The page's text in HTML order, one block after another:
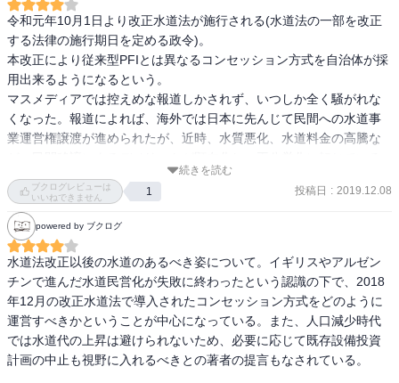
令和元年10月1日より改正水道法が施行される(水道法の一部を改正
する法律の施行期日を定める政令)。
本改正により従来型PFIとは異なるコンセッション方式を自治体が採
用出来るようになるという。
マスメディアでは控えめな報道しかされず、いつしか全く騒がれな
くなった。報道によれば、海外では日本に先んじて民間への水道事
業運営権譲渡が進められたが、近時、水質悪化、水道料金の高騰な
という。
一住民として、改正法により、自分の住む町の水道事業がこれから
も安全かつ安価に供給され続けるのか心配になった。そのためとて
も気になっていたが、水道法改正によって何がどう変化するのか
は、表立った報道が止んで以降、あまり追加情報を得る機会がなか
った(※厚生労働省の下記のサイトはあるが。)。
この小冊子は、ページ数が少なく平易な文章であることから、誰で
も手軽に読める。その上で、簡単な水道事業に纏わる基礎情報を分
かりやすく整理して、提供してくれている。本冊子は水道事業の未
来を考えるための幾つかの視点を学ばせてくれる。また、著者は水
続きを読む
ブクログレビューは
いいねできません
1 投稿日 : 2019.12.08
powered by ブクログ
水道法改正以後の水道のあるべき姿について。イギリスやアルゼン
チンで進んだ水道民営化が失敗に終わったという認識の下で、2018
年12月の改正水道法で導入されたコンセッション方式をどのように
運営すべきかということが中心になっている。また、人口減少時代
では水道代の上昇は避けられないため、必要に応じて既存設備投資
計画の中止も視野に入れるべきとの著者の提言もなされている。